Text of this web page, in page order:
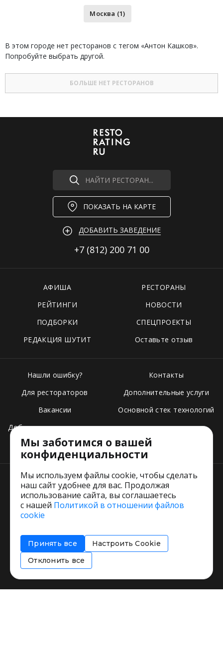
Москва (1)
В этом городе нет ресторанов с тегом «Антон Кашков».
Попробуйте выбрать другой.
БОЛЬШЕ НЕТ РЕСТОРАНОВ
НАЙТИ РЕСТОРАН...
ПОКАЗАТЬ НА КАРТЕ
ДОБАВИТЬ ЗАВЕДЕНИЕ
+7 (812) 200 71 00
АФИША
РЕСТОРАНЫ
РЕЙТИНГИ
НОВОСТИ
ПОДБОРКИ
СПЕЦПРОЕКТЫ
РЕДАКЦИЯ ШУТИТ
Оставьте отзыв
Нашли ошибку?
Для рестораторов
Вакансии
Добавить свое заведение
Тарифы
Контакты
Дополнительные услуги
Основной стек технологий
Пользовательское соглашение
Соглашение об информировании
Политика использования cookies
Мы заботимся о вашей
конфиденциальности
Мы используем файлы cookie, чтобы сделать
наш сайт удобнее для вас. Продолжая
использование сайта, вы соглашаетесь
с нашей Политикой в отношении файлов
cookie
Принять все
Настроить Cookie
Отклонить все